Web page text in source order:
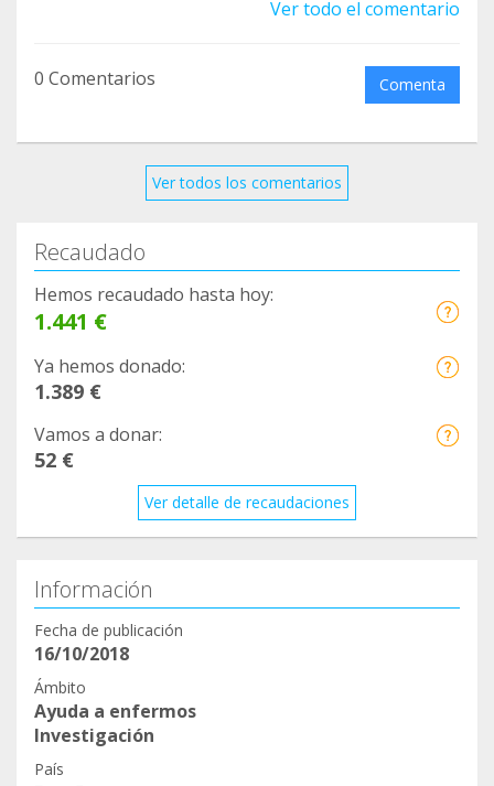
Ver todo el comentario
0 Comentarios Comenta
Ver todos los comentarios
Recaudado
Hemos recaudado hasta hoy:
1.441 €
Ya hemos donado:
1.389 €
Vamos a donar:
52 €
Ver detalle de recaudaciones
Información
Fecha de publicación
16/10/2018
Ámbito
Ayuda a enfermos
Investigación
País